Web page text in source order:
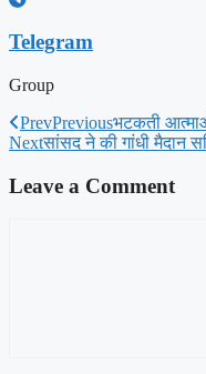
Telegram
Group
PrevPreviousभटकती
Nextसांसद ने की गांधी मैदान
Leave a Comment